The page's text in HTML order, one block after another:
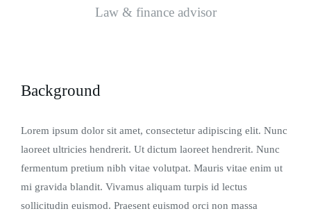
Law & finance advisor
Background
Lorem ipsum dolor sit amet, consectetur adipiscing elit. Nunc
laoreet ultricies hendrerit. Ut dictum laoreet hendrerit. Nunc
fermentum pretium nibh vitae volutpat. Mauris vitae enim ut
mi gravida blandit. Vivamus aliquam turpis id lectus
sollicitudin euismod. Praesent euismod orci non massa